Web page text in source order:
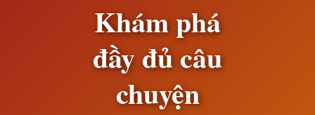
sau chiến
tranh
Khám phá
đầy đủ câu
chuyện